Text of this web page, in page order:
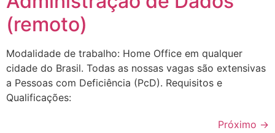
(remoto)
Modalidade de trabalho: Home Office em qualquer
cidade do Brasil. Todas as nossas vagas são extensivas
a Pessoas com Deficiência (PcD). Requisitos e
Qualificações:
Próximo →